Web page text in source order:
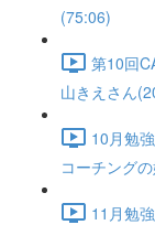
(75:06)
第10回
山きえさん
10月勉
コーチング
11月勉